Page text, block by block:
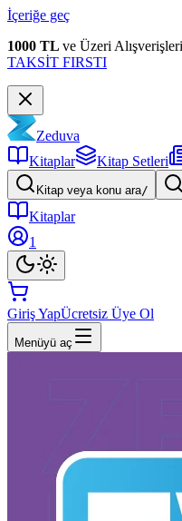
İçeriğe geç
1000 TL ve Üzeri
TAKSİT FIRSTI
Zeduva
Kitaplar
Kitap Setleri
Kitap veya konu ara/
Kitaplar
1
Giriş YapÜcretsiz Üye Ol
Menüyü aç